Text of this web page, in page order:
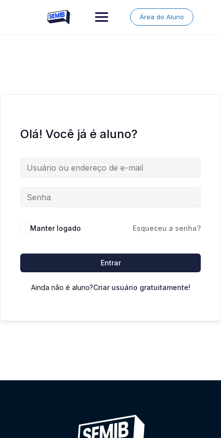
Área do Aluno
Olá! Você já é aluno?
Manter logado Esqueceu a senha?
Entrar
Ainda não é aluno?Criar usuário gratuitamente!